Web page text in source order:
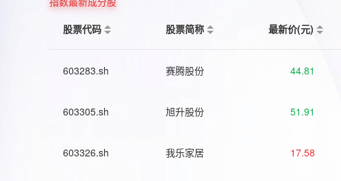
股票代码
股票简称 最新价(元)
603283.sh 赛腾股份 44.81
603305.sh 旭升股份 51.91
603326.sh 我乐家居 17.58